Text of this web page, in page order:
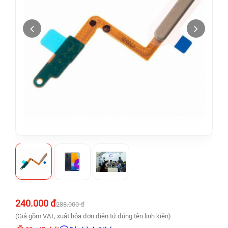
240.000 đ288.000 đ
(Giá gồm VAT, xuất hóa đơn điện tử đúng tên linh kiện)